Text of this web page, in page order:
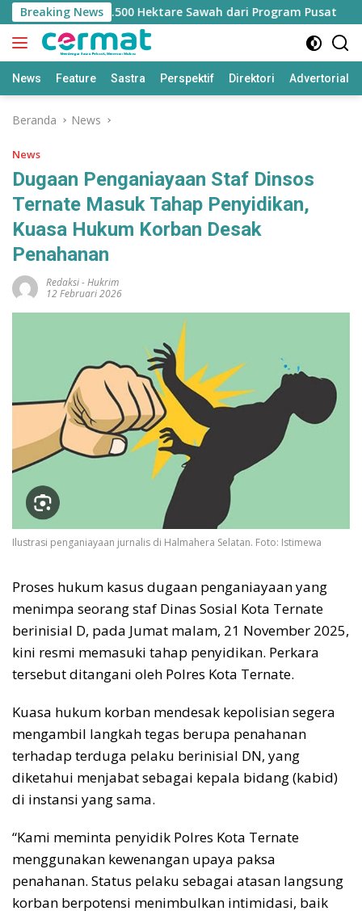
Langsung
ke
konten
Breaking News
Jatah 7.500 Hektare Sawah dari Program Pusat
News Feature Sastra Perspektif Direktori Advertorial
Beranda News
News
Dugaan Penganiayaan Staf Dinsos
Ternate Masuk Tahap Penyidikan,
Kuasa Hukum Korban Desak
Penahanan
Redaksi-Hukrim
12 Februari 2026
Ilustrasi penganiayaan jurnalis di Halmahera Selatan. Foto: Istimewa
Proses hukum kasus dugaan penganiayaan yang
menimpa seorang staf Dinas Sosial Kota Ternate
berinisial D, pada Jumat malam, 21 November 2025,
kini resmi memasuki tahap penyidikan. Perkara
tersebut ditangani oleh Polres Kota Ternate.
Kuasa hukum korban mendesak kepolisian segera
mengambil langkah tegas berupa penahanan
terhadap terduga pelaku berinisial DN, yang
diketahui menjabat sebagai kepala bidang (kabid)
di instansi yang sama.
“Kami meminta penyidik Polres Kota Ternate
menggunakan kewenangan upaya paksa
penahanan. Status pelaku sebagai atasan langsung
korban berpotensi menimbulkan intimidasi, baik